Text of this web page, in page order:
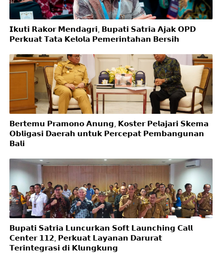
𝗜𝗸𝘂𝘁𝗶 𝗥𝗮𝗸𝗼𝗿 𝗠𝗲𝗻𝗱𝗮𝗴𝗿𝗶, 𝗕𝘂𝗽𝗮𝘁𝗶 𝗦𝗮𝘁𝗿𝗶𝗮 𝗔𝗷𝗮𝗸 𝗢𝗣𝗗
𝗣𝗲𝗿𝗸𝘂𝗮𝘁 𝗧𝗮𝘁𝗮 𝗞𝗲𝗹𝗼𝗹𝗮 𝗣𝗲𝗺𝗲𝗿𝗶𝗻𝘁𝗮𝗵𝗮𝗻 𝗕𝗲𝗿𝘀𝗶𝗵
𝗕𝗲𝗿𝘁𝗲𝗺𝘂 𝗣𝗿𝗮𝗺𝗼𝗻𝗼 𝗔𝗻𝘂𝗻𝗴, 𝗞𝗼𝘀𝘁𝗲𝗿 𝗣𝗲𝗹𝗮𝗷𝗮𝗿𝗶 𝗦𝗸𝗲𝗺𝗮
𝗢𝗯𝗹𝗶𝗴𝗮𝘀𝗶 𝗗𝗮𝗲𝗿𝗮𝗵 𝘂𝗻𝘁𝘂𝗸 𝗣𝗲𝗿𝗰𝗲𝗽𝗮𝘁 𝗣𝗲𝗺𝗯𝗮𝗻𝗴𝘂𝗻𝗮𝗻
𝗕𝗮𝗹𝗶
𝗕𝘂𝗽𝗮𝘁𝗶 𝗦𝗮𝘁𝗿𝗶𝗮 𝗟𝘂𝗻𝗰𝘂𝗿𝗸𝗮𝗻 𝗦𝗼𝗳𝘁 𝗟𝗮𝘂𝗻𝗰𝗵𝗶𝗻𝗴 𝗖𝗮𝗹𝗹
𝗖𝗲𝗻𝘁𝗲𝗿 𝟭𝟭𝟮, 𝗣𝗲𝗿𝗸𝘂𝗮𝘁 𝗟𝗮𝘆𝗮𝗻𝗮𝗻 𝗗𝗮𝗿𝘂𝗿𝗮𝘁
𝗧𝗲𝗿𝗶𝗻𝘁𝗲𝗴𝗿𝗮𝘀𝗶 𝗱𝗶 𝗞𝗹𝘂𝗻𝗴𝗸𝘂𝗻𝗴